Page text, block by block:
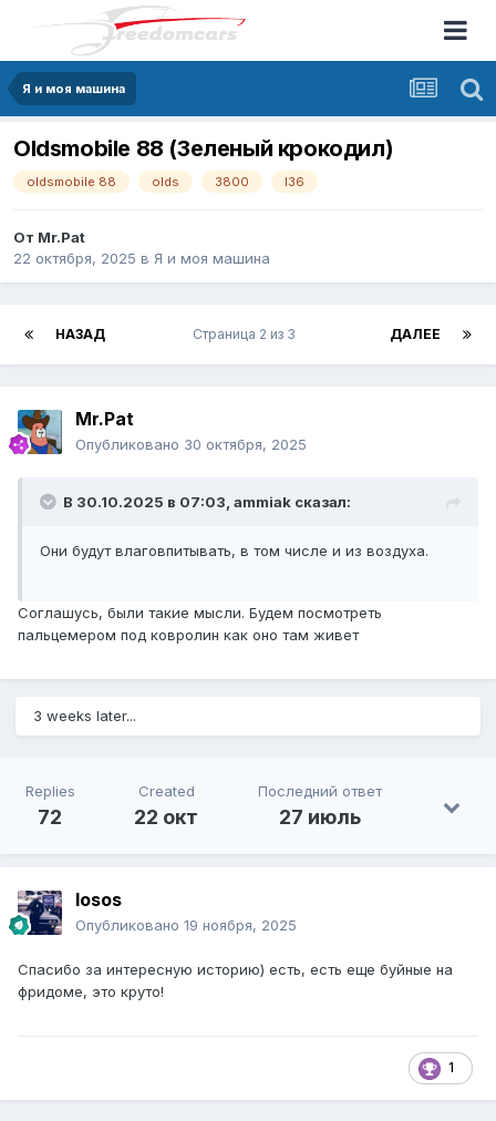
Я и моя машина
Oldsmobile 88 (Зеленый крокодил)
oldsmobile 88 olds 3800 l36
От Mr.Pat
22 октября, 2025 в Я и моя машина
НАЗАД ДАЛЕЕ
Страница 2 из 3
Mr.Pat
Опубликовано 30 октября, 2025
В 30.10.2025 в 07:03, ammiak сказал:
Они будут влаговпитывать, в том числе и из воздуха.
Соглашусь, были такие мысли. Будем посмотреть
пальцемером под ковролин как оно там живет
3 weeks later...
Replies
72
Created
22 окт
Последний ответ
27 июль
losos
Опубликовано 19 ноября, 2025
Спасибо за интересную историю) есть, есть еще буйные на
фридоме, это круто!
1